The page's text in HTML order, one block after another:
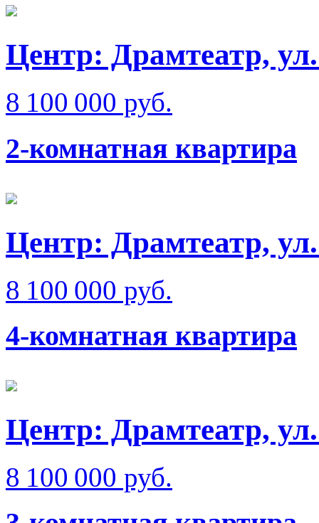
Центр: Драмтеатр,
8 100 000 руб.
2-комнатная квартира
Центр: Драмтеатр,
8 100 000 руб.
4-комнатная квартира
Центр: Драмтеатр,
8 100 000 руб.